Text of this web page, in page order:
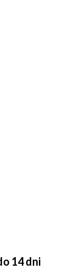
14 dni